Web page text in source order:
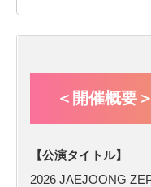
＜開催概要＞
【公演タイトル】
2026 JAEJOONG